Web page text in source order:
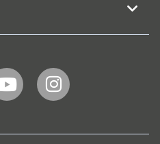
WERTGARANTIE
auf